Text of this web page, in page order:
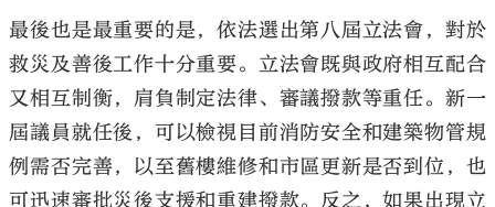
最後也是最重要的是，依法選出第八屆立法會，對於
救災及善後工作十分重要。立法會既與政府相互配合
又相互制衡，肩負制定法律、審議撥款等重任。新一
屆議員就任後，可以檢視目前消防安全和建築物管規
例需否完善，以至舊樓維修和市區更新是否到位，也
可迅速審批災後支援和重建撥款。反之，如果出現立